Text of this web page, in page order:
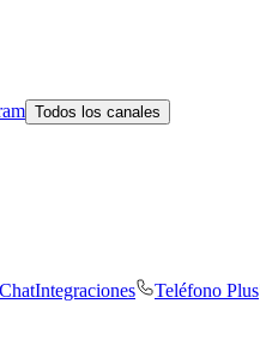
Todos los canales
Integraciones Teléfono Plus